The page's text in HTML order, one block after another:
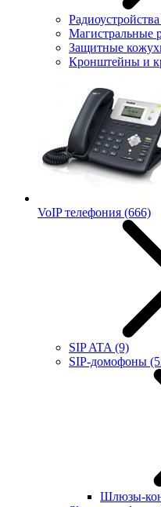
Радиоустройства
Магистральные
Защитные
Кронштейны и
VoIP телефония (666)
SIP ATA (9)
SIP-домофоны
Шлюзы-